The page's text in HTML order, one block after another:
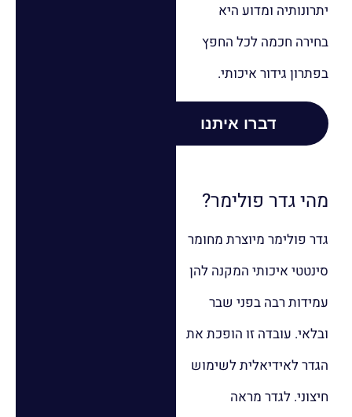
יתרונותיה ומדוע היא
בחירה חכמה לכל החפץ
בפתרון גידור איכותי.
דברו איתנו
מהי גדר פולימר?
גדר פולימר מיוצרת מחומר
סינטטי איכותי המקנה להן
עמידות רבה בפני שבר
ובלאי. עובדה זו הופכת את
הגדר לאידיאלית לשימוש
חיצוני. לגדר מראה